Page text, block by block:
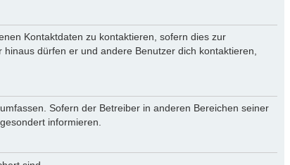
Kontaktdaten zu kontaktieren, sofern dies zur
dürfen er und andere Benutzer dich kontaktieren,
Sofern der Betreiber in anderen Bereichen seiner
informieren.